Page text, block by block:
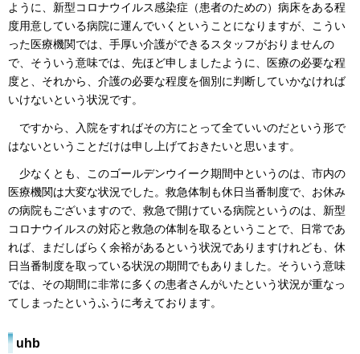
ように、新型コロナウイルス感染症（患者のための）病床をある程
度用意している病院に運んでいくということになりますが、こうい
った医療機関では、手厚い介護ができるスタッフがおりませんの
で、そういう意味では、先ほど申しましたように、医療の必要な程
度と、それから、介護の必要な程度を個別に判断していかなければ
いけないという状況です。
ですから、入院をすればその方にとって全ていいのだという形で
はないということだけは申し上げておきたいと思います。
少なくとも、このゴールデンウイーク期間中というのは、市内の
医療機関は大変な状況でした。救急体制も休日当番制度で、お休み
の病院もございますので、救急で開けている病院というのは、新型
コロナウイルスの対応と救急の体制を取るということで、日常であ
れば、まだしばらく余裕があるという状況でありますけれども、休
日当番制度を取っている状況の期間でもありました。そういう意味
では、その期間に非常に多くの患者さんがいたという状況が重なっ
てしまったというふうに考えております。
uhb